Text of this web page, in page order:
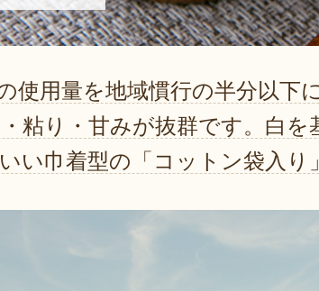
使用量を地域慣行の半分以下
粘り・甘みが抜群です。白を
い巾着型の「コットン袋入り